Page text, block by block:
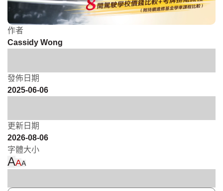
作者
Cassidy Wong
發佈日期
2025-06-06
更新日期
2026-08-06
字體大小
AAA